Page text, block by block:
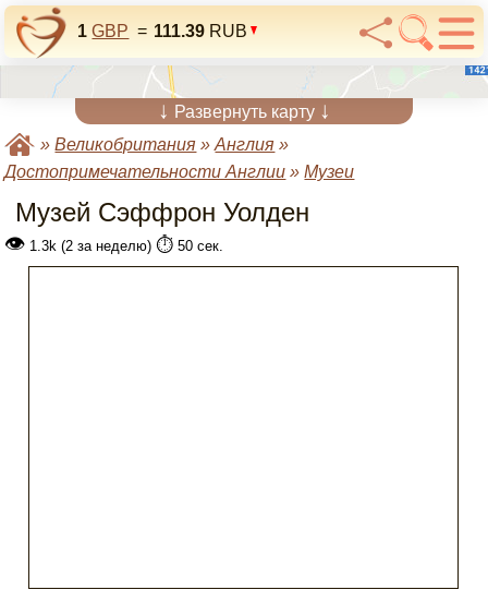
1 GBP = 111.39 RUB
↓ Развернуть карту ↓
»Великобритания »Англия »
Достопримечательности Англии »Музеи
Музей Сэффрон Уолден
👁 1.3k (2 за неделю) ⏱️ 50 сек.